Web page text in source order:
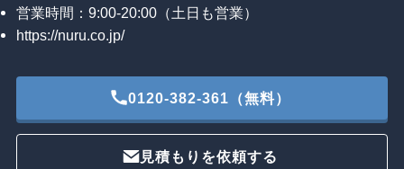
営業時間：9:00-20:00（土日も営業）
https://nuru.co.jp/
0120-382-361（無料）
見積もりを依頼する